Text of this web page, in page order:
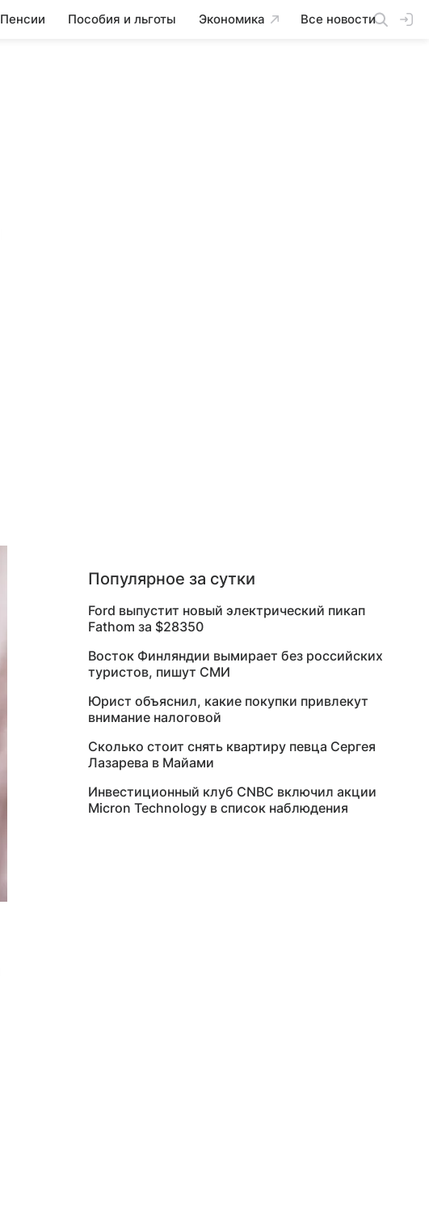
Пенсии Пособия и льготы Экономика Все новости
Популярное за сутки
Ford выпустит новый электрический пикап
Fathom за $28350
Восток Финляндии вымирает без российских
туристов, пишут СМИ
Юрист объяснил, какие покупки привлекут
внимание налоговой
Сколько стоит снять квартиру певца Сергея
Лазарева в Майами
Инвестиционный клуб CNBC включил акции
Micron Technology в список наблюдения